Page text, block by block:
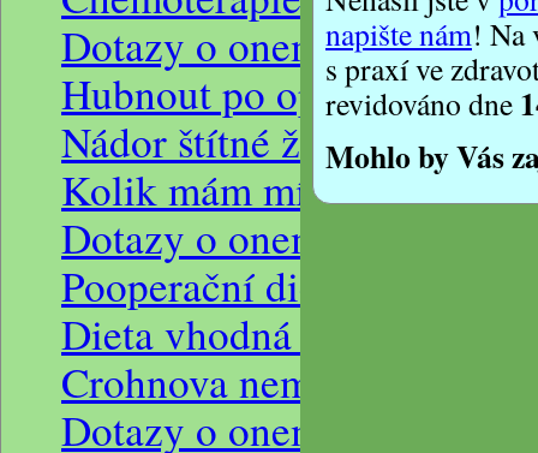
Dotazy o onemocnění
Hubnout po operaci štítné
Nádor štítné žlázy s
Kolik mám mít příjem
Dotazy o onemocnění střev
Pooperační dieta po
Dieta vhodná při
Crohnova nemoc,
Dotazy o onemocnění
napište nám! Na
s praxí ve
revidováno dne
Mohlo by Vás